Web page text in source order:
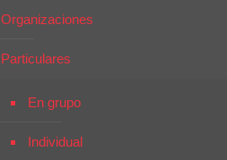
Organizaciones
Particulares
En grupo
Individual